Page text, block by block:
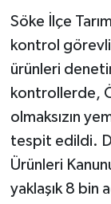
Söke İlçe
kontrol
ürünleri
kontrollerde,
olmaksızın
tespit edildi.
Ürünleri
yaklaşık 8 bin